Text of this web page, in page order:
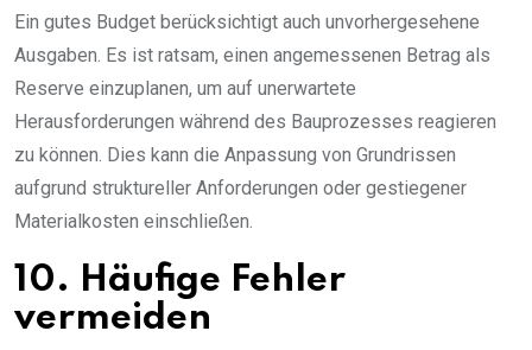
Ein gutes Budget berücksichtigt auch unvorhergesehene
Ausgaben. Es ist ratsam, einen angemessenen Betrag als
Reserve einzuplanen, um auf unerwartete
Herausforderungen während des Bauprozesses reagieren
zu können. Dies kann die Anpassung von Grundrissen
aufgrund struktureller Anforderungen oder gestiegener
Materialkosten einschließen.
10. Häufige Fehler
vermeiden